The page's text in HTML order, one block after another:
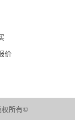
价
权所有©